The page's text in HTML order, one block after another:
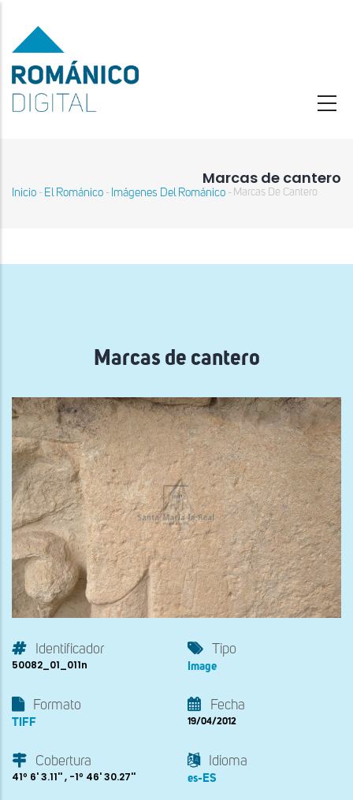
contenido
principal
Marcas de cantero
Sobrescribir
navegación
Inicio - El Románico - Imágenes Del Románico - Marcas De Cantero
Marcas de cantero
Identificador
50082_01_011n
Tipo
Image
Formato
TIFF
Fecha
19/04/2012
Cobertura
41º 6' 3.11'' , -1º 46' 30.27''
Idioma
es-ES